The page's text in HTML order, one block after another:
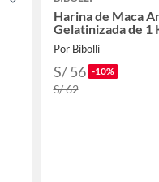
Harina de Maca
Gelatinizada de 1
Por Bibolli
S/ 56 -10%
S/ 62